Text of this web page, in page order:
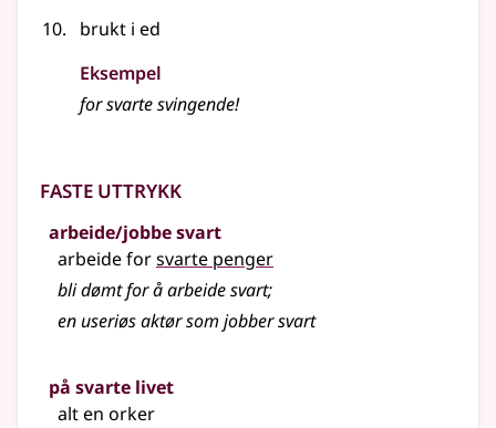
brukt i ed
Eksempel
for svarte svingende!
Faste uttrykk
arbeide/jobbe svart
arbeide forsvarte penger
bli dømt for å arbeide svart;
en useriøs aktør som jobber svart
på svarte livet
alt en orker